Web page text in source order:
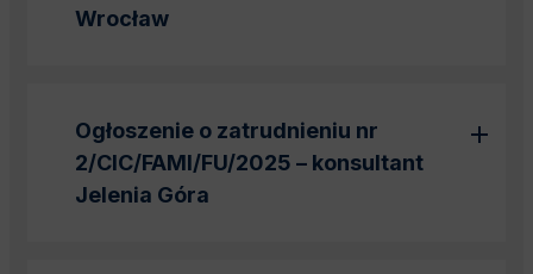
Wrocław
Ogłoszenie o zatrudnieniu nr
2/CIC/FAMI/FU/2025 – konsultant
Jelenia Góra